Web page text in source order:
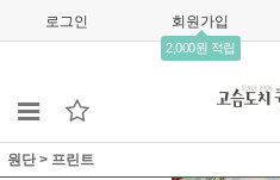
로그인 회원가입
2,000원 적립
원단 > 프린트